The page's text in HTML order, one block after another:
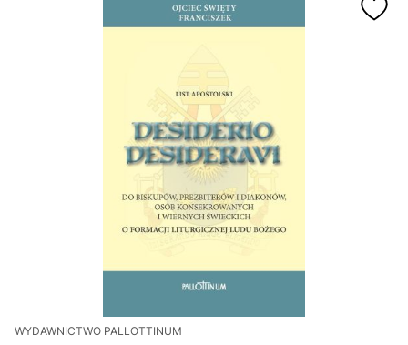
WYDAWNICTWO PALLOTTINUM